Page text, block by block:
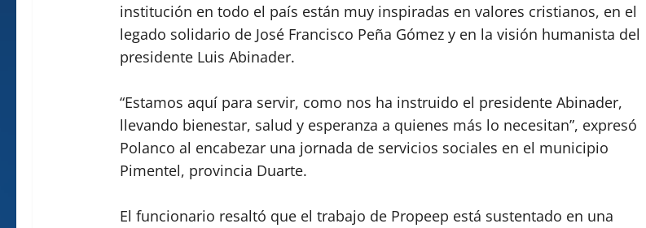
institución en todo el país están muy inspiradas en valores cristianos, en el
legado solidario de José Francisco Peña Gómez y en la visión humanista del
presidente Luis Abinader.
“Estamos aquí para servir, como nos ha instruido el presidente Abinader,
llevando bienestar, salud y esperanza a quienes más lo necesitan”, expresó
Polanco al encabezar una jornada de servicios sociales en el municipio
Pimentel, provincia Duarte.
El funcionario resaltó que el trabajo de Propeep está sustentado en una